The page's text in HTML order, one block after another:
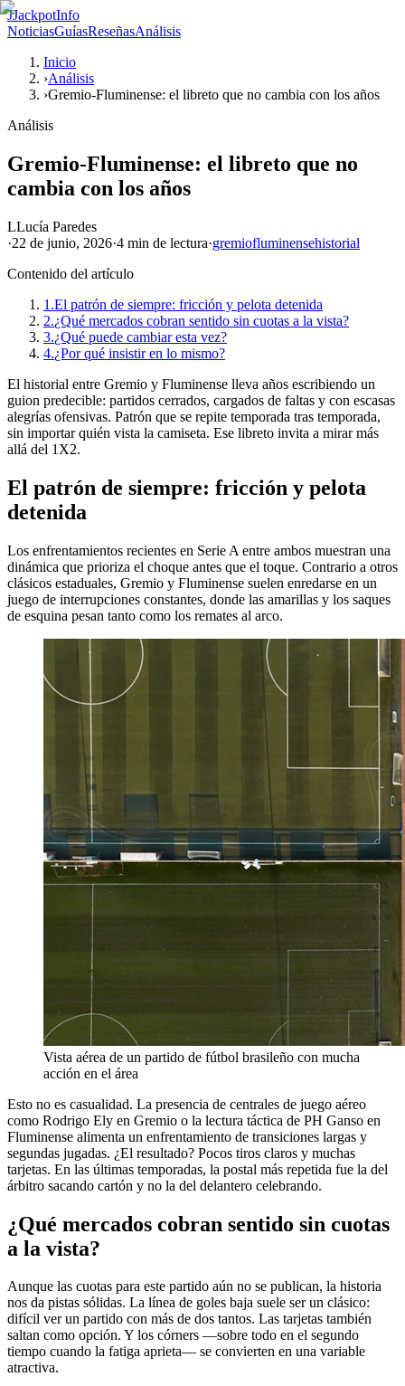
JJackpotInfo
NoticiasGuíasReseñasAnálisis
Inicio
›Análisis
›Gremio-Fluminense: el libreto que no cambia con los años
Análisis
Gremio-Fluminense: el libreto que no
cambia con los años
LLucía Paredes
·22 de junio, 2026·4 min de lectura·gremiofluminensehistorial
Contenido del artículo
1.El patrón de siempre: fricción y pelota detenida
2.¿Qué mercados cobran sentido sin cuotas a la vista?
3.¿Qué puede cambiar esta vez?
4.¿Por qué insistir en lo mismo?
El historial entre Gremio y Fluminense lleva años escribiendo un
guion predecible: partidos cerrados, cargados de faltas y con escasas
alegrías ofensivas. Patrón que se repite temporada tras temporada,
sin importar quién vista la camiseta. Ese libreto invita a mirar más
allá del 1X2.
El patrón de siempre: fricción y pelota
detenida
Los enfrentamientos recientes en Serie A entre ambos muestran una
dinámica que prioriza el choque antes que el toque. Contrario a otros
clásicos estaduales, Gremio y Fluminense suelen enredarse en un
juego de interrupciones constantes, donde las amarillas y los saques
de esquina pesan tanto como los remates al arco.
Vista aérea de un partido de fútbol brasileño con mucha
acción en el área
Esto no es casualidad. La presencia de centrales de juego aéreo
como Rodrigo Ely en Gremio o la lectura táctica de PH Ganso en
Fluminense alimenta un enfrentamiento de transiciones largas y
segundas jugadas. ¿El resultado? Pocos tiros claros y muchas
tarjetas. En las últimas temporadas, la postal más repetida fue la del
árbitro sacando cartón y no la del delantero celebrando.
¿Qué mercados cobran sentido sin cuotas
a la vista?
Aunque las cuotas para este partido aún no se publican, la historia
nos da pistas sólidas. La línea de goles baja suele ser un clásico:
difícil ver un partido con más de dos tantos. Las tarjetas también
saltan como opción. Y los córners —sobre todo en el segundo
tiempo cuando la fatiga aprieta— se convierten en una variable
atractiva.